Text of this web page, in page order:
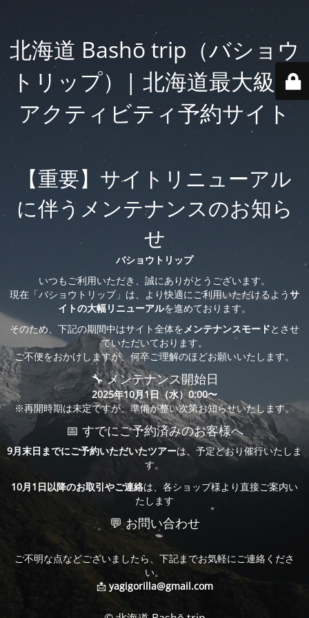
北海道 Bashō trip（バショウ
トリップ）| 北海道最大級の
アクティビティ予約サイト
【重要】サイトリニューアル
に伴うメンテナンスのお知ら
せ
バショウトリップ
いつもご利用いただき、誠にありがとうございます。
現在「バショウトリップ」は、より快適にご利用いただけるようサ
イトの大幅リニューアルを進めております。
そのため、下記の期間中はサイト全体をメンテナンスモードとさせ
ていただいております。
ご不便をおかけしますが、何卒ご理解のほどお願いいたします。
🔧 メンテナンス開始日
2025年10月1日（水）0:00〜
※再開時期は未定ですが、準備が整い次第お知らせいたします。
📅 すでにご予約済みのお客様へ
9月末日までにご予約いただいたツアーは、予定どおり催行いたしま
す。
10月1日以降のお取引やご連絡は、各ショップ様より直接ご案内い
たします
💬 お問い合わせ
ご不明な点などございましたら、下記までお気軽にご連絡くださ
い。
📩 yagigorilla@gmail.com